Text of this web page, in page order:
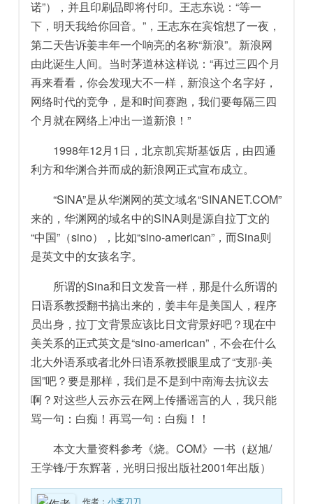
诺”），并且印刷品即将付印。王志东说：“等一
下，明天我给你回音。”，王志东在宾馆想了一夜，
第二天告诉姜丰年一个响亮的名称“新浪”。新浪网
由此诞生人间。当时茅道林这样说：“再过三四个月
再来看看，你会发现大不一样，新浪这个名字好，
网络时代的竞争，是和时间赛跑，我们要每隔三四
个月就在网络上冲出一道新浪！”
1998年12月1日，北京凯宾斯基饭店，由四通
利方和华渊合并而成的新浪网正式宣布成立。
“SINA”是从华渊网的英文域名“SINANET.COM”
来的，华渊网的域名中的SINA则是源自拉丁文的
“中国”（sino），比如“sino-american”，而Sina则
是英文中的女孩名字。
所谓的Sina和日文发音一样，那是什么所谓的
日语系教授翻书搞出来的，姜丰年是美国人，程序
员出身，拉丁文背景应该比日文背景好吧？现在中
美关系的正式英文是“sino-american”，不会在什么
北大外语系或者北外日语系教授眼里成了“支那-美
国”吧？要是那样，我们是不是到中南海去抗议去
啊？对这些人云亦云在网上传播谣言的人，我只能
骂一句：白痴！再骂一句：白痴！！
本文大量资料参考《烧。COM》一书（赵旭/
王学锋/于东辉著，光明日报出版社2001年出版）
作者：小李刀刀